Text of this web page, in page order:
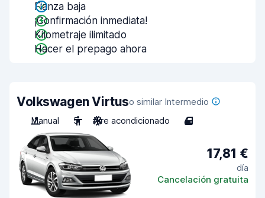
Fianza baja
¡Confirmación inmediata!
Kilometraje ilimitado
Hacer el prepago ahora
Volkswagen Virtuso similar Intermedio
Manual
5 Aire acondicionado 4
17,81 €
día
Cancelación gratuita